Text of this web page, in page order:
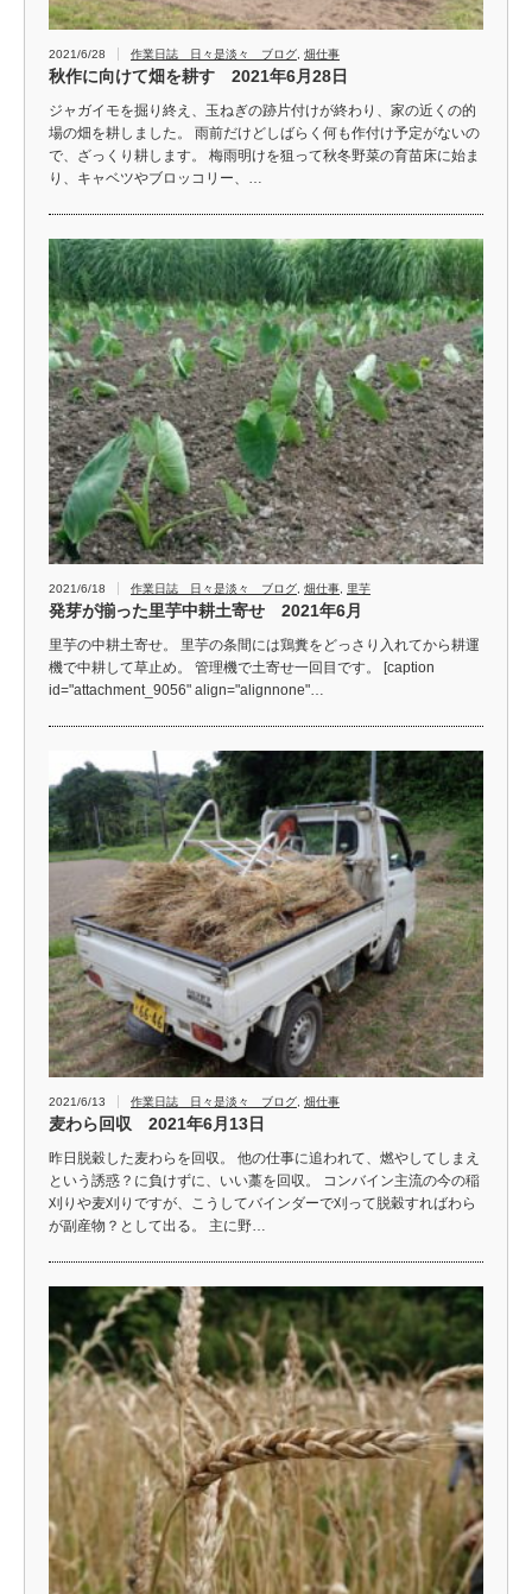
2021/6/28 作業日誌 日々是淡々 ブログ 畑仕事
秋作に向けて畑を耕す 2021年6月28日
ジャガイモを掘り終え、玉ねぎの跡片付けが終わり、家の近くの的
場の畑を耕しました。 雨前だけどしばらく何も作付け予定がないの
で、ざっくり耕します。 梅雨明けを狙って秋冬野菜の育苗床に始ま
り、キャベツやブロッコリー、…
2021/6/18 作業日誌 日々是淡々 ブログ 畑仕事 里芋
発芽が揃った里芋中耕土寄せ 2021年6月
里芋の中耕土寄せ。 里芋の条間には鶏糞をどっさり入れてから耕運
機で中耕して草止め。 管理機で土寄せ一回目です。 [caption
id="attachment_9056" align="alignnone"…
2021/6/13 作業日誌 日々是淡々 ブログ 畑仕事
麦わら回収 2021年6月13日
昨日脱穀した麦わらを回収。 他の仕事に追われて、燃やしてしまえ
という誘惑？に負けずに、いい藁を回収。 コンバイン主流の今の稲
刈りや麦刈りですが、こうしてバインダーで刈って脱穀すればわら
が副産物？として出る。 主に野…